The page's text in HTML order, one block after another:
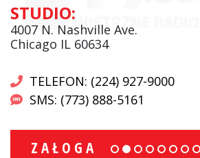
STUDIO:
4007 N. Nashville Ave.
Chicago IL 60634
TELEFON: (224) 927-9000
SMS: (773) 888-5161
ZAŁOGA